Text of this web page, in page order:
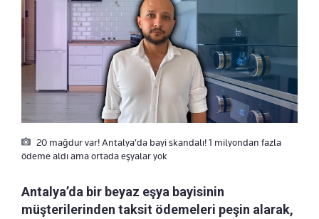
20 mağdur var! Antalya’da bayi skandalı! 1 milyondan fazla
ödeme aldı ama ortada eşyalar yok
Antalya’da bir beyaz eşya bayisinin
müşterilerinden taksit ödemeleri peşin alarak,